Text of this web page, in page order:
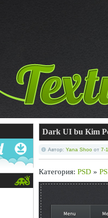
Dark UI bu Kim
Автор: Yana Shoo от 7-
Категория: PSD »